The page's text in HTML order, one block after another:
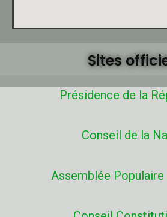
Sites
Présidence de la
Conseil de la
Assemblée